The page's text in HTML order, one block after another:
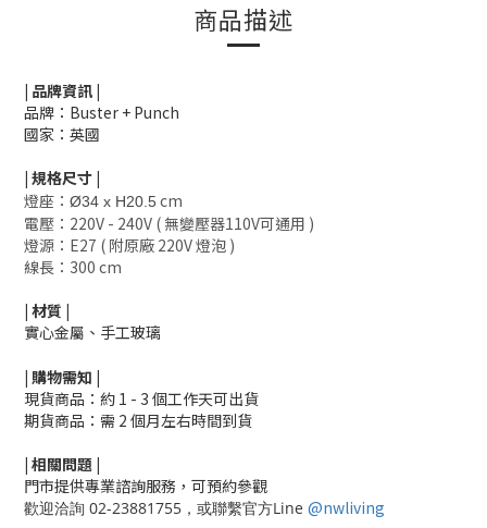
商品描述
| 品牌資訊 |
品牌：Buster + Punch
國家：英國
| 規格尺寸 |
燈座： Ø34 x H20.5cm
電壓：220V - 240V ( 無變壓器110V可通用 )
燈源：E27 ( 附原廠 220V 燈泡 )
線長：300 cm
| 材質 |
實心金屬、手工玻璃
| 購物需知 |
現貨商品：約 1 - 3 個工作天可出貨
期貨商品：需 2 個月左右時間到貨
| 相關問題 |
門市提供專業諮詢服務，可預約參觀
歡迎洽詢 02-23881755，或聯繫官方Line @nwliving